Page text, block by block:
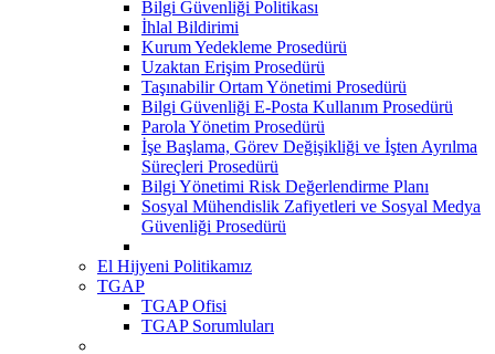
Bilgi Güvenliği Politikası
İhlal Bildirimi
Kurum Yedekleme Prosedürü
Uzaktan Erişim Prosedürü
Taşınabilir Ortam Yönetimi Prosedürü
Bilgi Güvenliği E-Posta Kullanım Prosedürü
Parola Yönetim Prosedürü
İşe Başlama, Görev Değişikliği ve İşten Ayrılma
Süreçleri Prosedürü
Bilgi Yönetimi Risk Değerlendirme Planı
Sosyal Mühendislik Zafiyetleri ve Sosyal Medya
Güvenliği Prosedürü
El Hijyeni Politikamız
TGAP
TGAP Ofisi
TGAP Sorumluları